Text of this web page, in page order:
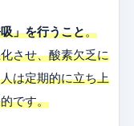
」を行うこと。
させ、酸素欠乏に
は定期的に立ち上
です。